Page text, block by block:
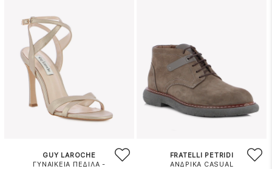
GUY LAROCHE
ΓΥΝΑΙΚΕΙΑ ΠΕΔΙΛΑ -
FRATELLI PETRIDI
ΑΝΔΡΙΚΑ CASUAL